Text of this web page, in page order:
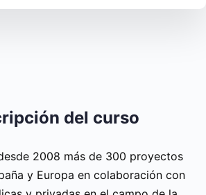
del curso
2008 más de 300 proyectos
y Europa en colaboración con